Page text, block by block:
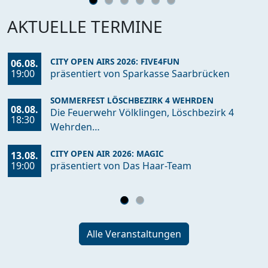
AKTUELLE TERMINE
22.08.
19:00 Schlagerfeeling pur bei der „Schlager Nacht…
06.08.
19:00
CITY OPEN AIRS 2026: FIVE4FUN
präsentiert von Sparkasse Saarbrücken
08.08.
18:30
SOMMERFEST LÖSCHBEZIRK 4 WEHRDEN
Die Feuerwehr Völklingen, Löschbezirk 4
Wehrden…
13.08.
19:00
CITY OPEN AIR 2026: MAGIC
präsentiert von Das Haar-Team
VÖLKLINGEN LÖSCHBEZIRK LUISENTHAL
Löschbezirk…
CITY OPEN AIRS 2026: FOOLING AROUND
Alle Veranstaltungen